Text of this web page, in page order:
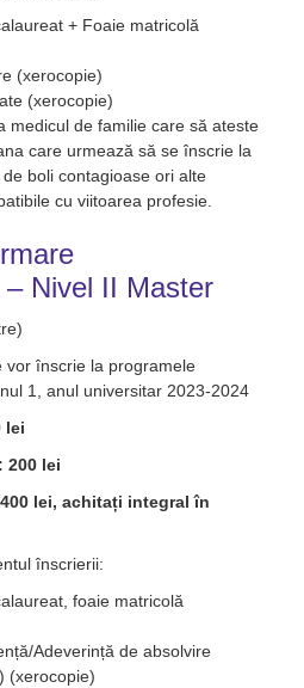
+ Foaie matricolă
(xerocopie)
(xerocopie)
medicul de familie care să ateste
care urmează să se înscrie la
boli contagioase ori alte
cu viitoarea profesie.
Nivel II Master
vor înscrie la programele
1, anul universitar 2023-2024
lei
200 lei
lei, achitați integral în
înscrierii:
foaie matricolă
Adeverință de absolvire
(xerocopie)